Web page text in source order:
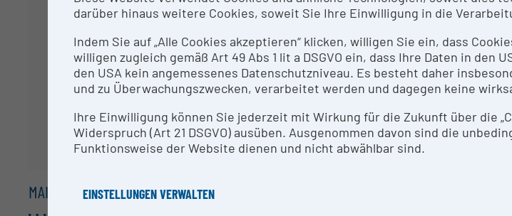
Your data protection settings
Edit data protection
MAIN GROUPS /1 DIGIT
darüber hinaus weitere Cookies, soweit Sie Ihre Einwilligung in die
Indem Sie auf „Alle Cookies akzeptieren“ klicken, willigen Sie ein, dass
willigen zugleich gemäß Art 49 Abs 1 lit a DSGVO ein, dass Ihre Daten in
den USA kein angemessenes Datenschutzniveau. Es besteht daher
und zu Überwachungszwecken, verarbeitet werden und dagegen keine
Ihre Einwilligung können Sie jederzeit mit Wirkung für die Zukunft über die
Widerspruch (Art 21 DSGVO) ausüben. Ausgenommen davon sind die
Funktionsweise der Website dienen und nicht abwählbar sind.
EINSTELLUNGEN VERWALTEN